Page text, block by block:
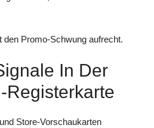
den Promo-Schwung aufrecht.
In Der
Registerkarte
Store-Vorschaukarten